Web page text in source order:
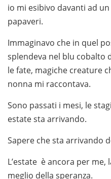
io mi esibivo davanti ad
papaveri.
Immaginavo che in quel
splendeva nel blu cobalto
le fate, magiche creature
nonna mi raccontava.
Sono passati i mesi, le
estate sta arrivando.
Sapere che sta arrivando
L’estate è ancora per me,
meglio della speranza.